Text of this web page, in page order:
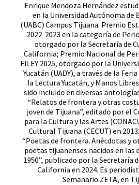
Enrique Mendoza Hernández
en la Universidad Autónoma de
(UABC) Campus Tijuana. Premio
2022-2023 en la categoría de
otorgado por la Secretaría de
California; Premio Nacional de
FILEY 2025, otorgado por la
Yucatán (UADY), a través de la
la Lectura Yucatán, y Manos
sido incluido en diversas
“Relatos de frontera y otras
joven de Tijuana”, editado por el
para la Cultura y las Artes
Cultural Tijuana (CECUT) en
“Poetas de frontera. Anécdotas y
poetas tijuanenses nacidos en las
1950”, publicado por la Secretaría
California en 2024. Es
Semanario ZETA, en